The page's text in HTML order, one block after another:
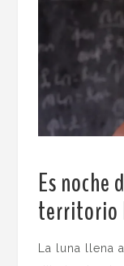
Es noche
territorio
La luna llena